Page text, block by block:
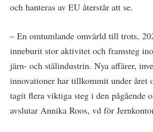
och hanteras av EU återstår att se.
– En omtumlande omvärld till trots,
inneburit stor aktivitet och framsteg
järn- och stålindustrin. Nya affärer,
innovationer har tillkommit under året
tagit flera viktiga steg i den pågående
avslutar Annika Roos, vd för